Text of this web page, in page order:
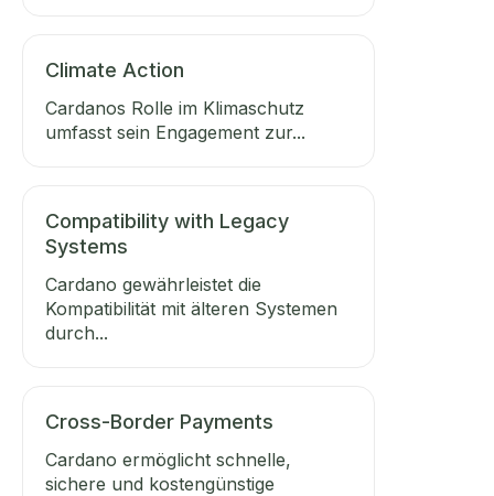
Climate Action
Cardanos Rolle im Klimaschutz
umfasst sein Engagement zur...
Compatibility with Legacy
Systems
Cardano gewährleistet die
Kompatibilität mit älteren Systemen
durch...
Cross-Border Payments
Cardano ermöglicht schnelle,
sichere und kostengünstige